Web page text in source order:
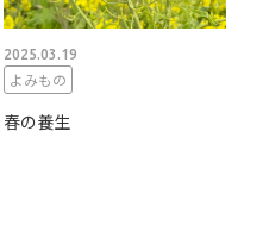
2025.03.19
よみもの
春の養生